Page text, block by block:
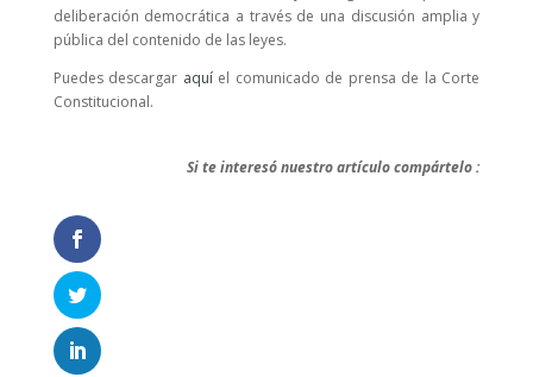
deliberación democrática a través de una discusión amplia y
pública del contenido de las leyes.
Puedes descargar aquíel comunicado de prensa de la Corte
Constitucional.
Si te interesó nuestro artículo compártelo :